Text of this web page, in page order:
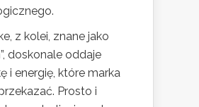
z kolei, znane jako
doskonale oddaje
i energię, które marka
Prosto i